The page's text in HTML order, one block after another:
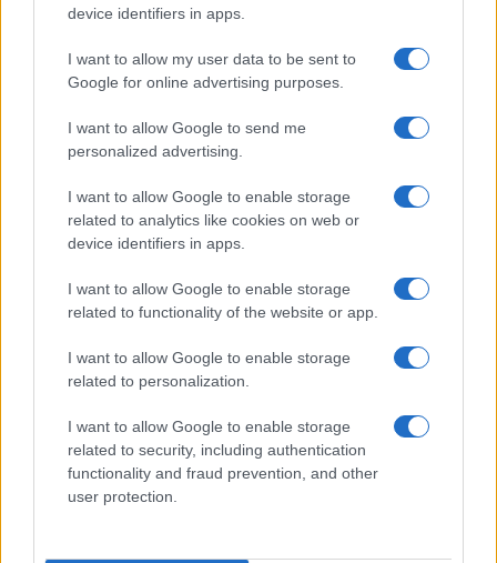
device identifiers in apps.
I want to allow my user data to be sent to
Google for online advertising purposes.
I want to allow Google to send me
personalized advertising.
I want to allow Google to enable storage
related to analytics like cookies on web or
device identifiers in apps.
I want to allow Google to enable storage
related to functionality of the website or app.
I want to allow Google to enable storage
related to personalization.
I want to allow Google to enable storage
related to security, including authentication
functionality and fraud prevention, and other
user protection.
Dai trionfi sulle nevi alle attività di sensibilizzazione: il
Marco Tessari · 29 Lug 2026
Come vestirsi in montagna d’estate: guida pratica per
un’esperienza sicura e alla moda
Marco Tessari · 26 Lug 2026